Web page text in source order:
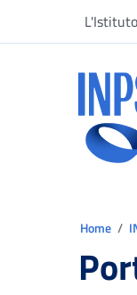
L'Istituto
Home